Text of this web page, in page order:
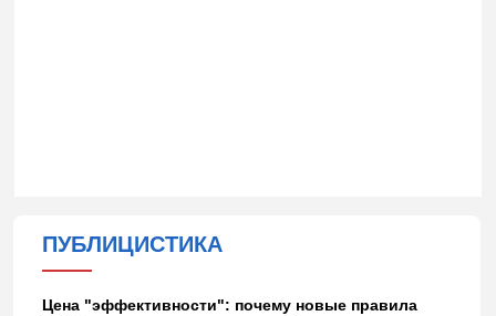
ПУБЛИЦИСТИКА
Цена "эффективности": почему новые правила